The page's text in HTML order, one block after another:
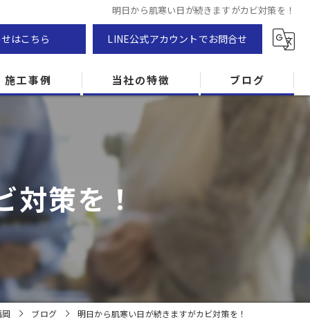
明日から肌寒い日が続きますがカビ対策を！
はこちら LINE公式アカウントでお問合せ
施工事例 当社の特徴
防カビ
カビ専門
ZEH住宅
カビ検査
ブログ
策を！
岡 ブログ 明日から肌寒い日が続きますがカビ対策を！